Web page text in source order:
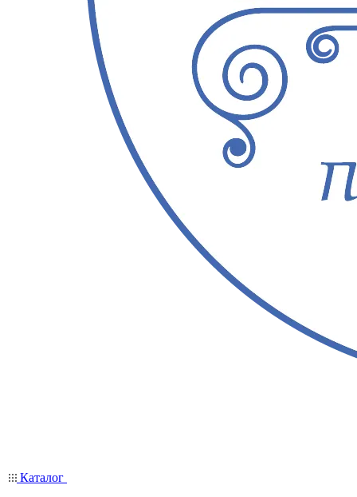
Каталог